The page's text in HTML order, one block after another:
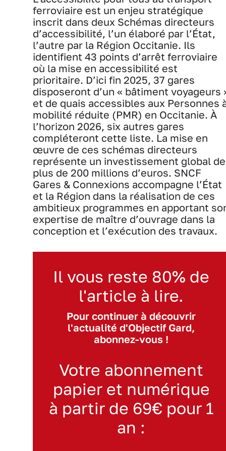
ferroviaire est un enjeu stratégique
inscrit dans deux Schémas directeurs
d’accessibilité, l’un élaboré par l’État,
l’autre par la Région Occitanie. Ils
identifient 43 points d’arrêt ferroviaire
où la mise en accessibilité est
prioritaire. D’ici fin 2025, 37 gares
disposeront d’un « bâtiment voyageurs
et de quais accessibles aux Personnes
mobilité réduite (PMR) en Occitanie. À
l’horizon 2026, six autres gares
compléteront cette liste. La mise en
œuvre de ces schémas directeurs
représente un investissement global de
plus de 200 millions d’euros. SNCF
Gares & Connexions accompagne l’État
et la Région dans la réalisation de ces
ambitieux programmes en apportant
expertise de maître d’ouvrage dans la
conception et l’exécution des travaux.
Il vous reste 80% de
l'article à lire.
Pour continuer à découvrir
l'actualité d'Objectif Gard,
abonnez-vous !
Votre abonnement
papier et numérique
à partir de 69€ pour 1
an :